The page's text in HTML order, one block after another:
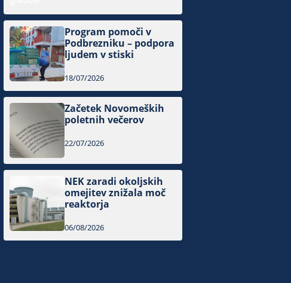
Program pomoči v
Podbrezniku – podpora
ljudem v stiski
18/07/2026
Začetek Novomeških
poletnih večerov
22/07/2026
NEK zaradi okoljskih
omejitev znižala moč
reaktorja
06/08/2026